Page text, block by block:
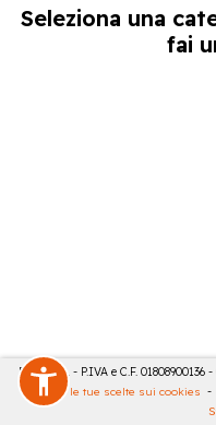
Seleziona una
fai
RIVA SRL - P.IVA e C.F. 01808900136
Rivedi le tue scelte sui cookies -